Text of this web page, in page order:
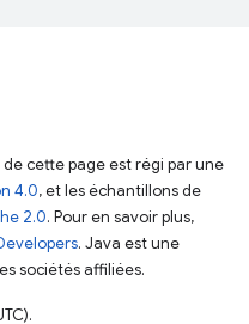
cette page est régi par une
4.0, et les échantillons de
2.0. Pour en savoir plus,
. Java est une
sociétés affiliées.